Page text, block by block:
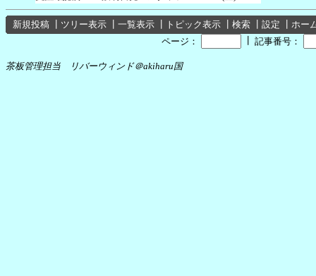
新規投稿 ツリー表示 一覧表示 トピック表示 検索 設定
ホー
ページ：
記事番号：
茶板管理担当 リバーウィンド＠akiharu国